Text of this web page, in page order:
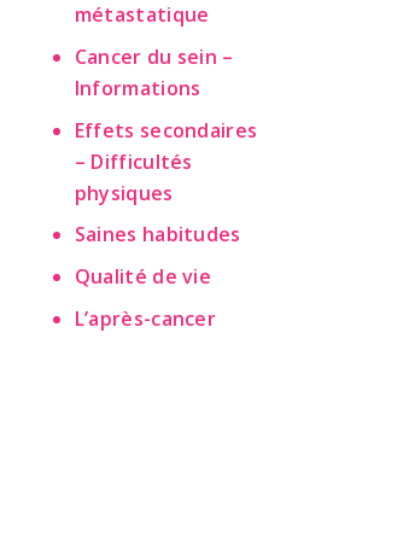
métastatique
Cancer du sein –
Informations
Effets secondaires
– Difficultés
physiques
Saines habitudes
Qualité de vie
L’après-cancer